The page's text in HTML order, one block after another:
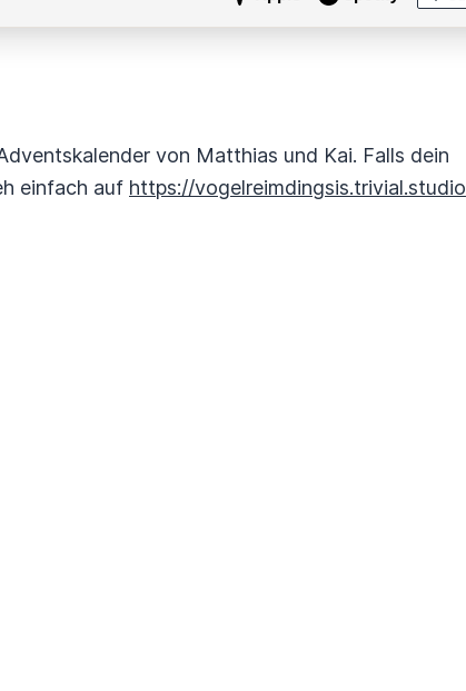
von Matthias und Kai. Falls dein
einfach auf https://vogelreimdingsis.trivial.studio